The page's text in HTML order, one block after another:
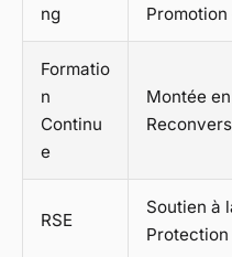
ng
Formatio
n
Continu
e
Montée
RSE
Soutien à